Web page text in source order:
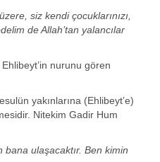
siz kendi çocuklarınızı,
de Allah’tan yalancılar
nurunu gören
yakınlarına (Ehlibeyt’e)
Nitekim Gadir Hum
bana ulaşacaktır. Ben kimin